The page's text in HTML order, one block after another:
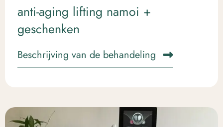
anti-aging lifting namoi +
geschenken
Beschrijving van de behandeling